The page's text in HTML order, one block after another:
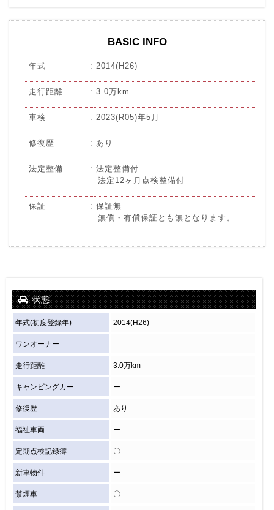
BASIC INFO
年式 2014(H26)
走行距離 3.0万km
車検 2023(R05)年5月
修復歴 あり
法定整備
法定整備付
法定12ヶ月点検整備付
保証
保証無
無償・有償保証とも無となります。
状態
年式(初度登録年) 2014(H26)
ワンオーナー
走行距離 3.0万km
キャンピングカー ー
修復歴 あり
福祉車両 ー
定期点検記録簿 〇
新車物件 ー
禁煙車 〇